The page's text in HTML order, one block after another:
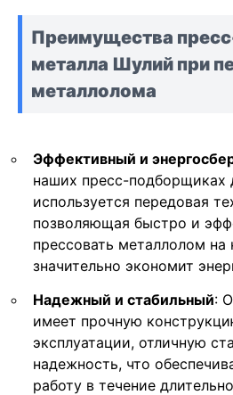
Преимущества
металла Шулий при
металлолома
Эффективный и
наших пресс-подборщиках
используется передовая
позволяющая быстро и
прессовать металлолом на
значительно экономит
Надежный и стабильный:
имеет прочную
эксплуатации, отличную
надежность, что
работу в течение